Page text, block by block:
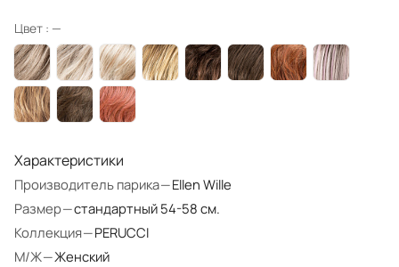
Цвет : —
Характеристики
Производитель парика—Ellen Wille
Размер—стандартный 54-58 см.
Коллекция—PERUCCI
М/Ж—Женский